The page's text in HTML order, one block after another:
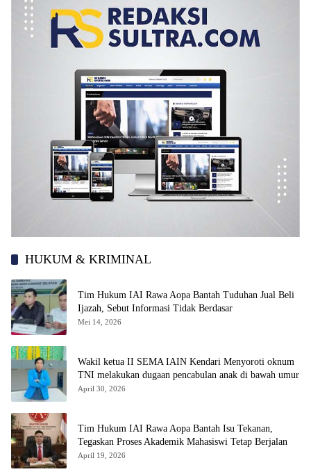
HUKUM & KRIMINAL
Tim Hukum IAI Rawa Aopa Bantah Tuduhan Jual Beli
Ijazah, Sebut Informasi Tidak Berdasar
Mei 14, 2026
Wakil ketua II SEMA IAIN Kendari Menyoroti oknum
TNI melakukan dugaan pencabulan anak di bawah umur
April 30, 2026
Tim Hukum IAI Rawa Aopa Bantah Isu Tekanan,
Tegaskan Proses Akademik Mahasiswi Tetap Berjalan
April 19, 2026